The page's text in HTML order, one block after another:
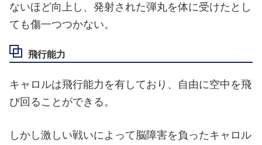
ないほど向上し、発射された弾丸を体に受けたとし
ても傷一つつかない。
飛行能力
キャロルは飛行能力を有しており、自由に空中を飛
び回ることができる。
しかし激しい戦いによって脳障害を負ったキャロル